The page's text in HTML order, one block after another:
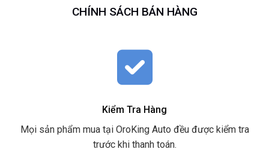
CHÍNH SÁCH BÁN HÀNG
Kiểm Tra Hàng
Mọi sản phẩm mua tại OroKing Auto đều được kiểm tra
trước khi thanh toán.